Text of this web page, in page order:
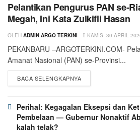
Pelantikan Pengurus PAN se-
Megah, Ini Kata Zulkifli Hasan
OLEH ADMIN ARGO TERKINI KAMIS, 30 APRIL
PEKANBARU –ARGOTERKINI.COM-
Amanat Nasional (PAN) se-Provinsi...
BACA SELENGKAPNYA
Perihal: Kegagalan Eksepsi dan
Pembelaan — Gubernur Nonaktif
kalah telak?